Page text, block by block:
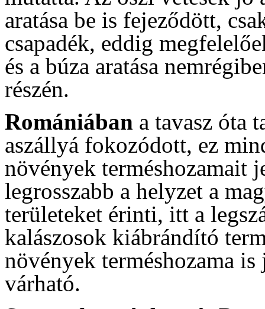
aratása be is fejeződött,
csapadék, eddig
és a búza aratása
részén.
Romániában a tavasz óta
aszállyá fokozódott, ez
növények terméshozamait
legrosszabb a helyzet a
területeket érinti, itt a
kalászosok kiábrándító
növények terméshozama
várható.